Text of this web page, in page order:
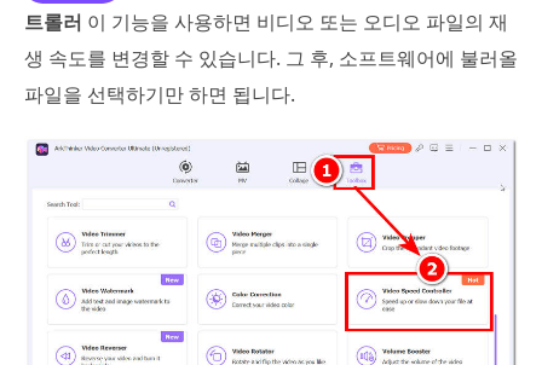
트롤러 이 기능을 사용하면 비디오 또는 오디오 파일의 재
생 속도를 변경할 수 있습니다. 그 후, 소프트웨어에 불러올
파일을 선택하기만 하면 됩니다.